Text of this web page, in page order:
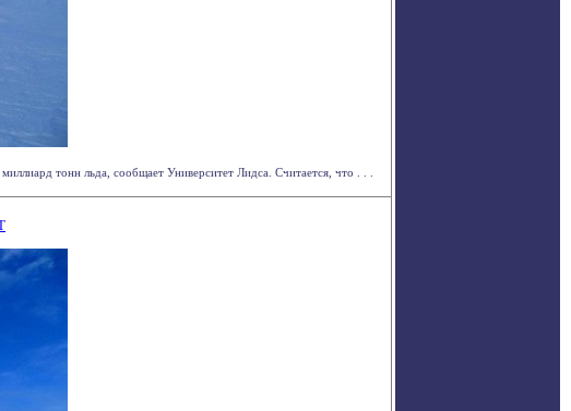
тонн льда, сообщает Университет Лидса. Считается, что . . .